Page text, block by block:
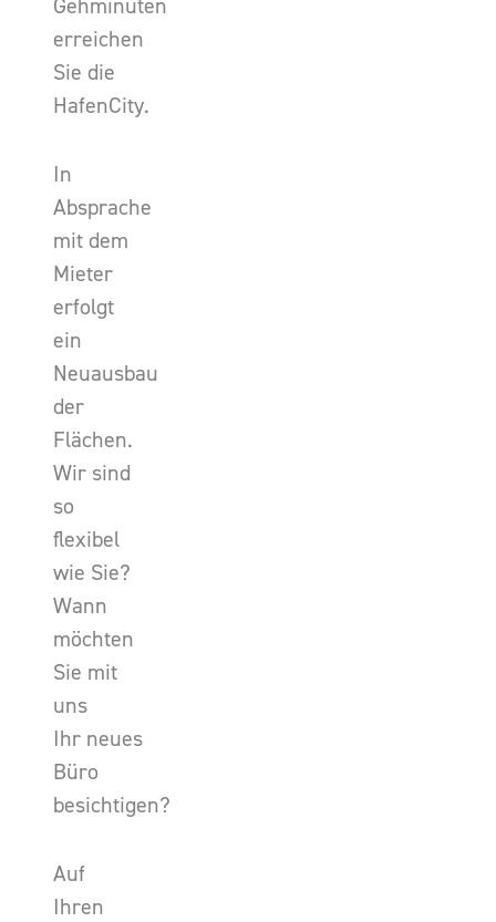
Gehminuten
erreichen
Sie die
HafenCity.
In
Absprache
mit dem
Mieter
erfolgt
ein
Neuausbau
der
Flächen.
Wir sind
so
flexibel
wie Sie?
Wann
möchten
Sie mit
uns
Ihr neues
Büro
besichtigen?
Auf
Ihren